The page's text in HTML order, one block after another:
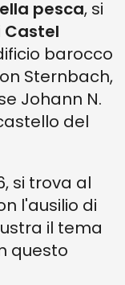
pesca, si
Castel
barocco
Sternbach,
Johann N.
del
si trova al
l'ausilio di
il tema
questo